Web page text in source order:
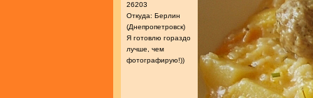
26203
Откуда: Берлин
(Днепропетровск)
Я готовлю гораздо
лучше, чем
фотографирую!))